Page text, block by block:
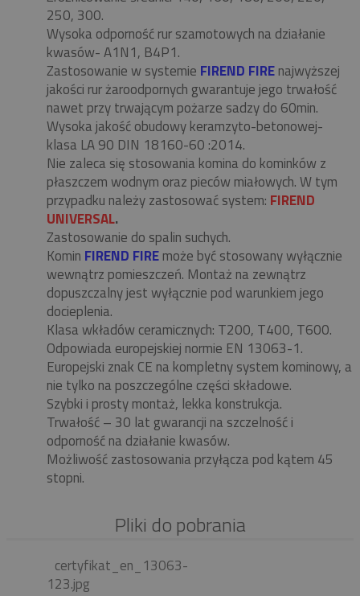
250, 300.
Wysoka odporność rur szamotowych na działanie
kwasów- A1N1, B4P1.
Zastosowanie w systemie FIREND FIREnajwyższej
jakości rur żaroodpornych gwarantuje jego trwałość
nawet przy trwającym pożarze sadzy do 60min.
Wysoka jakość obudowy keramzyto-betonowej-
klasa LA 90 DIN 18160-60 :2014.
Nie zaleca się stosowania komina do kominków z
płaszczem wodnym oraz pieców miałowych. W tym
przypadku należy zastosować system: FIREND
UNIVERSAL.
Zastosowanie do spalin suchych.
Komin FIREND FIREmoże być stosowany wyłącznie
wewnątrz pomieszczeń. Montaż na zewnątrz
dopuszczalny jest wyłącznie pod warunkiem jego
docieplenia.
Klasa wkładów ceramicznych: T200, T400, T600.
Odpowiada europejskiej normie EN 13063-1.
Europejski znak CE na kompletny system kominowy, a
nie tylko na poszczególne części składowe.
Szybki i prosty montaż, lekka konstrukcja.
Trwałość – 30 lat gwarancji na szczelność i
odporność na działanie kwasów.
Możliwość zastosowania przyłącza pod kątem 45
stopni.
Pliki do pobrania
certyfikat_en_13063-
123.jpg